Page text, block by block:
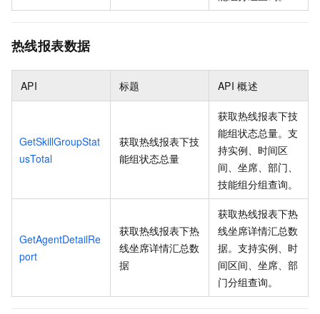
热线报表数据
API 标题 API 概述
GetSkillGroupStat
usTotal
获取热线报表下技
能组状态总量
获取热线报表下技
能组状态总量。支
持实例、时间区
间、坐席、部门、
技能组分组查询。
GetAgentDetailRe
port
获取热线报表下热
线坐席详情汇总数
据
获取热线报表下热
线坐席详情汇总数
据。支持实例、时
间区间、坐席、部
门分组查询。